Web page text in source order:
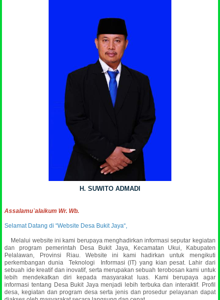
H. SUWITO ADMADI
Assalamu`alaikum Wr. Wb.
Selamat Datang di “Website Desa Bukit Jaya“,
Melalui website ini kami berupaya menghadirkan informasi seputar kegiatan
dan program pemerintah Desa Bukit Jaya, Kecamatan Ukui, Kabupaten
Pelalawan, Provinsi Riau. Website ini kami hadirkan untuk mengikuti
perkembangan dunia Teknologi Informasi (IT) yang kian pesat. Lahir dari
sebuah ide kreatif dan inovatif, serta merupakan sebuah terobosan kami untuk
lebih mendekatkan diri kepada masyarakat luas.
Kami berupaya agar
informasi tentang Desa Bukit Jaya menjadi lebih terbuka dan interaktif. Profil
desa, kegiatan dan program desa serta jenis dan prosedur pelayanan dapat